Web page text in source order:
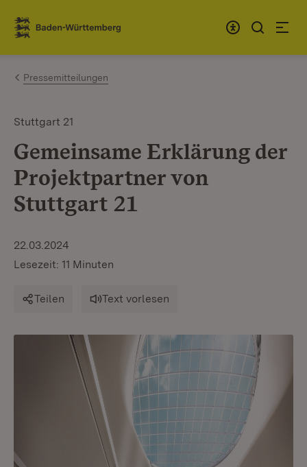
Zum Inhalt springen
Link zur Startseite
Pressemitteilungen
Stuttgart 21
Gemeinsame Erklärung der
Projektpartner von
Stuttgart 21
22.03.2024
Lesezeit: 11 Minuten
Teilen Text vorlesen